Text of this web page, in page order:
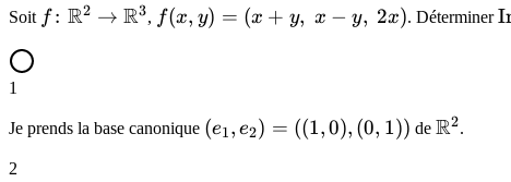
Soit f\colon\mathbb{R}^2\to\mathbb{R}^3
f : R2 → R3, f(x,y)=
f(x, y) = (x + y, x − y, 2x). Déterminer
1
Je prends la base canonique (e_1,e_2)=
(e1, e2) = ((1,0), (0, 1)) de R2.
2